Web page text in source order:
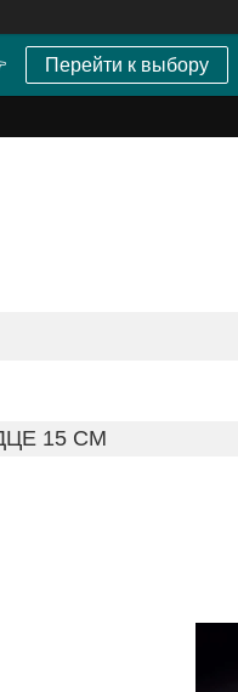
Перейти к выбору
15 СМ